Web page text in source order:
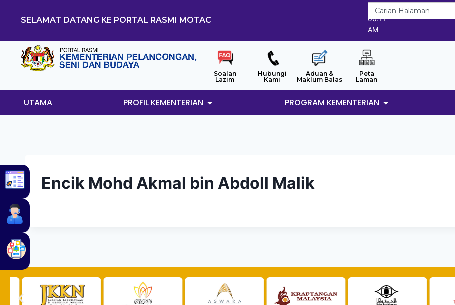
SELAMAT DATANG KE PORTAL RASMI MOTAC
7/8/2026
06:11
AM
Soalan
Lazim
Hubungi
Kami
Aduan &
Maklum Balas
Peta
Laman
UTAMA PROFIL KEMENTERIAN PROGRAM KEMENTERIAN
Encik Mohd Akmal bin Abdoll Malik